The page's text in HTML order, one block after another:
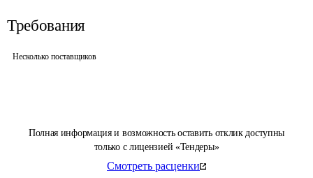
Полная информация и возможность оставить отклик доступны
только с лицензией «Тендеры»
Смотреть расценки
Требования
Несколько поставщиков